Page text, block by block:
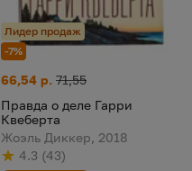
Лидер продаж
-7%
Правда о деле Гарри
Цена:
66,54 р.
Старая цена:
71,55
Правда о деле Гарри
Квеберта
Жоэль Диккер, 2018
Рейтинг
4.3
из 5 (
по результату
43
голосов
)